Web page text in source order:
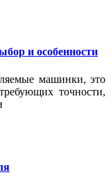
и особенности
машинки, это
точности,